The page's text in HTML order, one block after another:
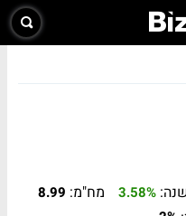
3.58% מח"מ: 8.99